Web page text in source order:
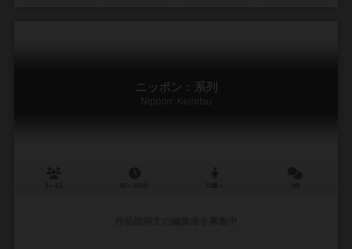
ニッポン：系列
Nippon: Keiretsu